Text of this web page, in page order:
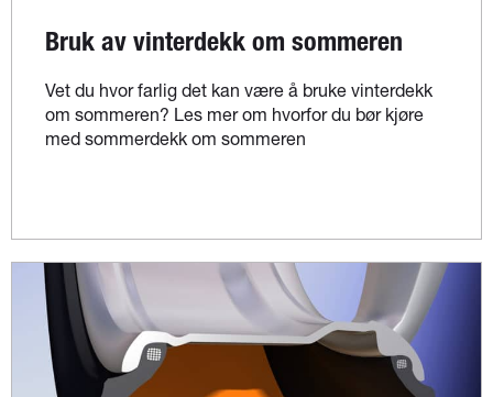
Bruk av vinterdekk om sommeren
Vet du hvor farlig det kan være å bruke vinterdekk
om sommeren? Les mer om hvorfor du bør kjøre
med sommerdekk om sommeren